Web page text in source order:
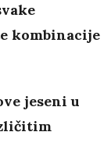
kombinacije
jeseni u